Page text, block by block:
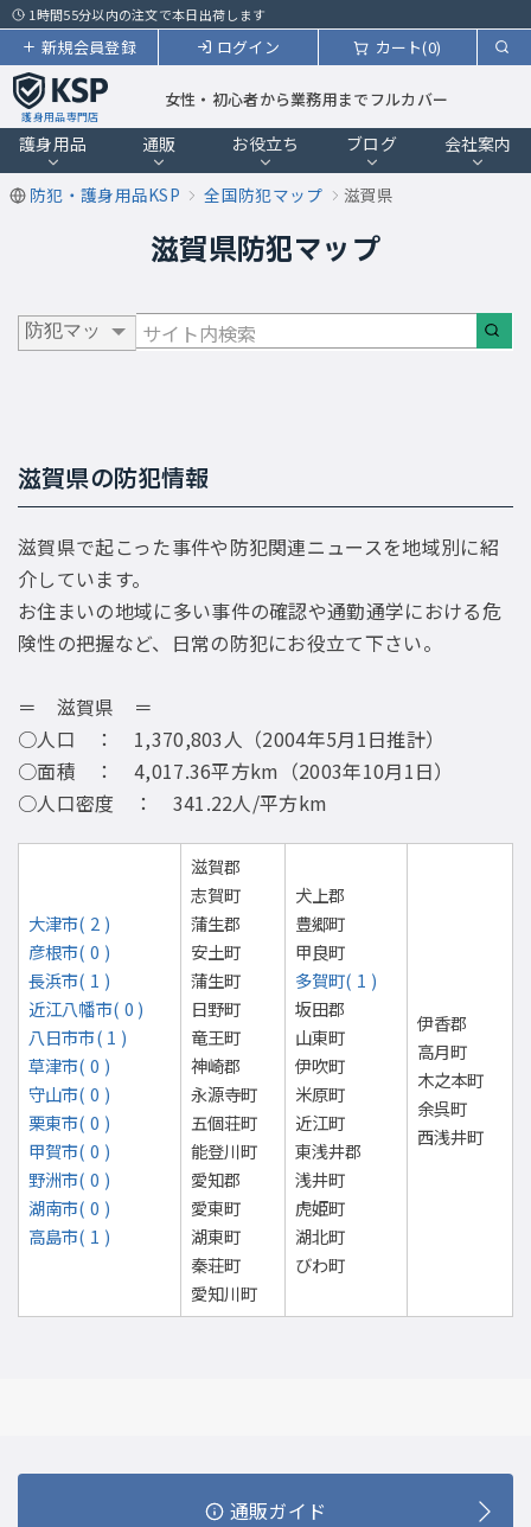
1時間55分以内の注文で本日出荷します
カート(0)
ログイン
新規会員登録
護身用品専門店
女性・初心者から業務用までフルカバー
護身用品 通販 お役立ち ブログ 会社案内
防犯・護身用品KSP 全国防犯マップ 滋賀県
滋賀県防犯マップ
滋賀県の防犯情報
滋賀県で起こった事件や防犯関連ニュースを地域別に紹
介しています。
お住まいの地域に多い事件の確認や通勤通学における危
険性の把握など、日常の防犯にお役立て下さい。
＝ 滋賀県 ＝
○人口 ： 1,370,803人（2004年5月1日推計）
○面積 ： 4,017.36平方km（2003年10月1日）
○人口密度 ： 341.22人/平方km
大津市( 2 )
彦根市( 0 )
長浜市( 1 )
近江八幡市( 0 )
八日市市( 1 )
草津市( 0 )
守山市( 0 )
栗東市( 0 )
甲賀市( 0 )
野洲市( 0 )
湖南市( 0 )
高島市( 1 )
滋賀郡
志賀町
蒲生郡
安土町
蒲生町
日野町
竜王町
神崎郡
永源寺町
五個荘町
能登川町
愛知郡
愛東町
湖東町
秦荘町
愛知川町
犬上郡
豊郷町
甲良町
多賀町( 1 )
坂田郡
山東町
伊吹町
米原町
近江町
東浅井郡
浅井町
虎姫町
湖北町
びわ町
伊香郡
高月町
木之本町
余呉町
西浅井町
通販ガイド